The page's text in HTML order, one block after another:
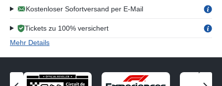
Kostenloser Sofortversand per E-Mail
Tickets zu 100% versichert
Mehr Details